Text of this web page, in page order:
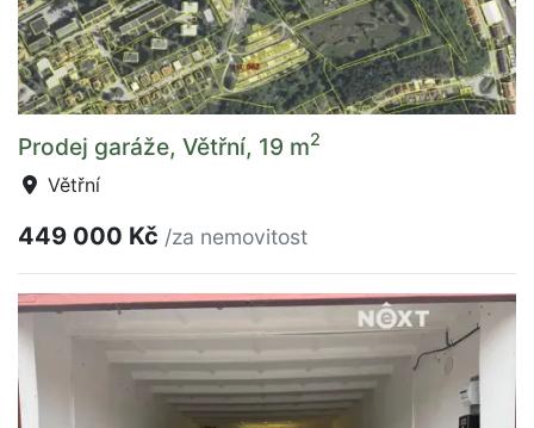
Prodej garáže, Větřní, 19 m2
Větřní
449 000 Kč /za nemovitost